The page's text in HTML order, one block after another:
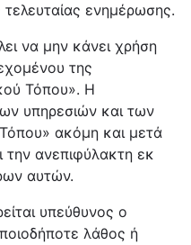
τελευταίας ενημέρωσης.
να μην κάνει χρήση
της
Τόπου». Η
υπηρεσιών και των
ακόμη και μετά
την ανεπιφύλακτη εκ
αυτών.
υπεύθυνος ο
λάθος ή